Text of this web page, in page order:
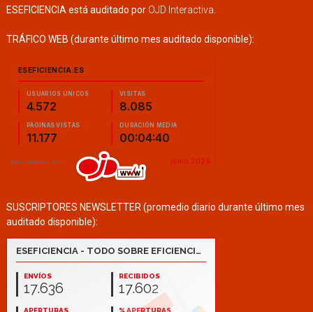
ESEFICIENCIA está auditado por OJD Interactiva.
TRÁFICO WEB (durante último mes auditado disponible):
SUSCRIPTORES NEWSLETTER (promedio diario durante último mes
auditado disponible):